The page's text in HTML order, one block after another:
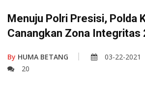
Menuju Polri Presisi, Polda
Canangkan Zona Integritas
By HUMA BETANG 03-22-2021
20